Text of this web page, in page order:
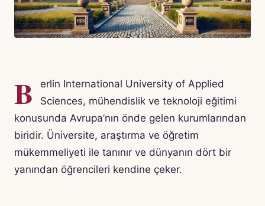
B
erlin International University of Applied
Sciences, mühendislik ve teknoloji eğitimi
konusunda Avrupa’nın önde gelen kurumlarından
biridir. Üniversite, araştırma ve öğretim
mükemmeliyeti ile tanınır ve dünyanın dört bir
yanından öğrencileri kendine çeker.